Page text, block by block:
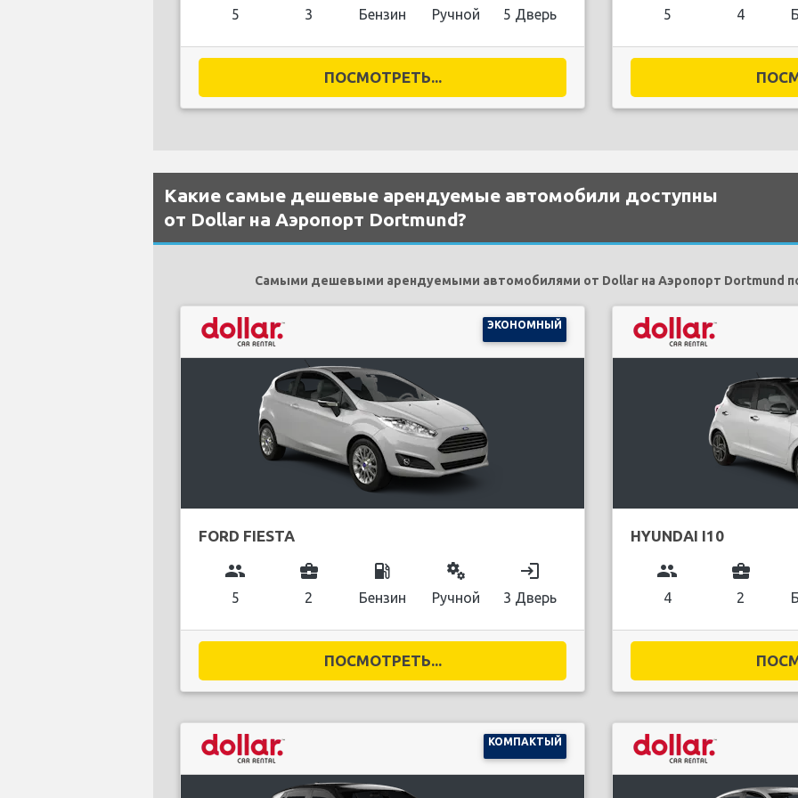
5 3 Бензин Ручной 5 Дверь
ПОСМОТРЕТЬ...
5 4
Какие самые дешевые арендуемые автомобили доступны
от Dollar на Аэропорт Dortmund?
Самыми дешевыми арендуемыми автомобилями от Dollar на Аэропорт Dortmund
ЭКОНОМНЫЙ
FORD FIESTA
group
5
business_center
2
local_gas_station
Бензин
miscellaneous_services
Ручной
login
3 Дверь
ПОСМОТРЕТЬ...
HYUNDAI I10
group
4
business_center
2
КОМПАКТЫЙ